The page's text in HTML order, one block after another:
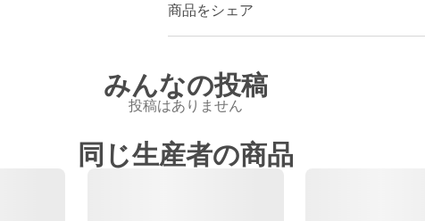
商品をシェア
みんなの投稿
投稿はありません
同じ生産者の商品